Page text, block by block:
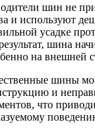
шин не
и используют
усадке
шина
на внешней
шины
и
что